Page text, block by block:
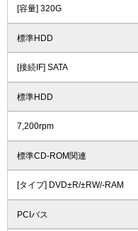
[容量] 320G
標準HDD
[接続IF] SATA
標準HDD
7,200rpm
標準CD-ROM関連
[タイプ] DVD±R/±RW/-RAM
PCIバス